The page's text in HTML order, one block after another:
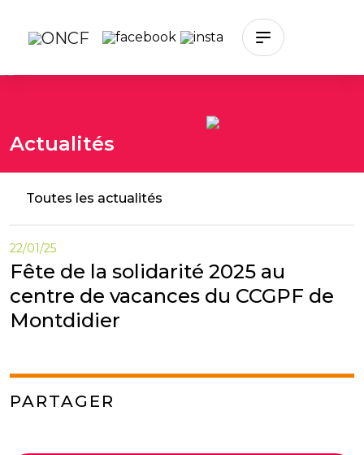
Actualités
Toutes les actualités
22/01/25
Fête de la solidarité 2025 au
centre de vacances du CCGPF de
Montdidier
PARTAGER